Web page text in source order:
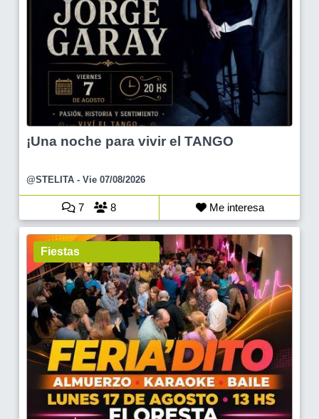
¡Una noche para vivir el TANGO
@STELITA - Vie 07/08/2026
7 8 Me interesa
Fiestas